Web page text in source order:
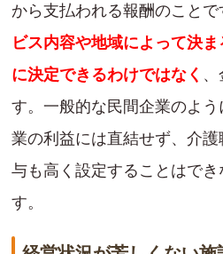
から支払われる報酬のことで
ビス内容や地域によって決
に決定できるわけではなく 、
す。一般的な民間企業のよ
業の利益には直結せず、介
与も高く設定することはで
す。